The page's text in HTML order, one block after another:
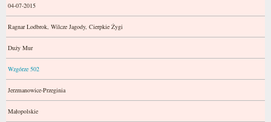
04-07-2015
Ragnar Lodbrok, Wilcze Jagody, Cierpkie Żygi
Duży Mur
Wzgórze 502
Jerzmanowice-Przeginia
Małopolskie